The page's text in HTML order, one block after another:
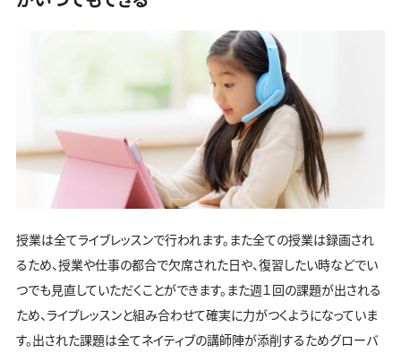
授業は全てライブレッスンで行われます。また全ての授業は録画され
るため、授業や仕事の都合で欠席された日や、復習したい時などでい
つでも見直していただくことができます。また週１回の課題が出される
ため、ライブレッスンと組み合わせて確実に力がつくようになっていま
す。出された課題は全てネイティブの講師陣が添削するためグローバ